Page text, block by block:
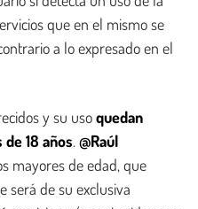
que en el mismo se
a lo expresado en el
y su usoquedan
18 años. @Raúl
mayores de edad, que
será de su exclusiva